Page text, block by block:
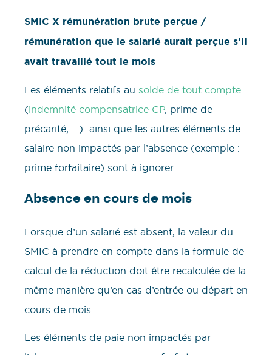
SMIC X rémunération brute perçue /
rémunération que le salarié aurait perçue s’il
avait travaillé tout le mois
Les éléments relatifs au solde de tout compte
(indemnité compensatrice CP, prime de
précarité, …) ainsi que les autres éléments de
salaire non impactés par l’absence (exemple :
prime forfaitaire) sont à ignorer.
Absence en cours de mois
Lorsque d’un salarié est absent, la valeur du
SMIC à prendre en compte dans la formule de
calcul de la réduction doit être recalculée de la
même manière qu’en cas d’entrée ou départ en
cours de mois.
Les éléments de paie non impactés par